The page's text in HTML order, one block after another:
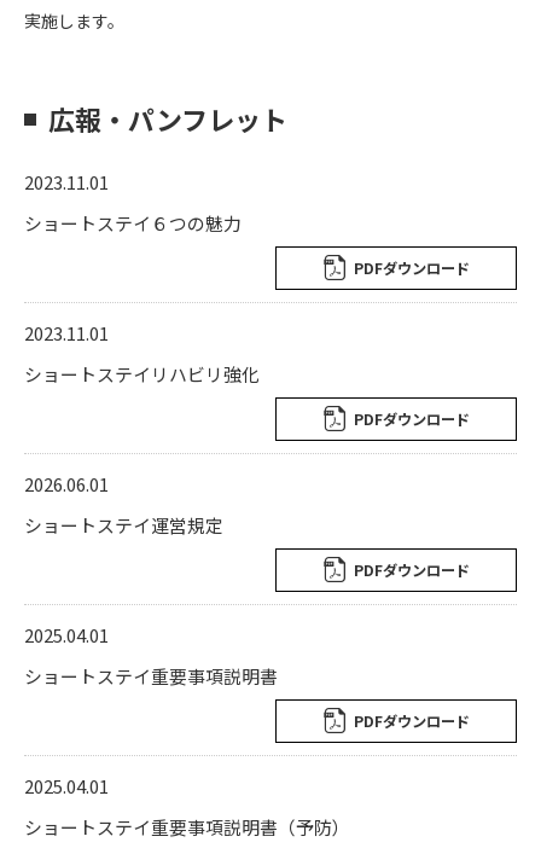
実施します。
広報・パンフレット
2023.11.01
ショートステイ６つの魅力
PDFダウンロード
2023.11.01
ショートステイリハビリ強化
PDFダウンロード
2026.06.01
ショートステイ運営規定
PDFダウンロード
2025.04.01
ショートステイ重要事項説明書
PDFダウンロード
2025.04.01
ショートステイ重要事項説明書（予防）